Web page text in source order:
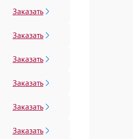
Заказать
Заказать
Заказать
Заказать
Заказать
Заказать